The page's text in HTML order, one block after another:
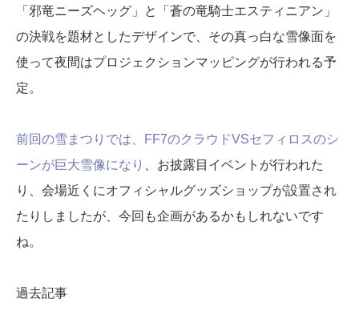
「邪竜ニーズヘッグ」と「蒼の竜騎士エスティニアン」
の決戦を題材としたデザインで、その真っ白な雪像面を
使って夜間はプロジェクションマッピングが行われる予
定。
前回の雪まつりでは、FF7のクラウドVSセフィロスのシ
ーンが巨大雪像になり
、お披露目イベントが行われた
り、会場近くにオフィシャルグッズショップが設置され
たりしましたが、今回も企画があるかもしれないです
ね。
過去記事